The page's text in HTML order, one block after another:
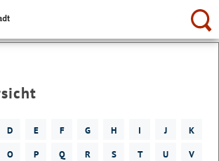
D E F G H I J
K
O P Q R S T U
V